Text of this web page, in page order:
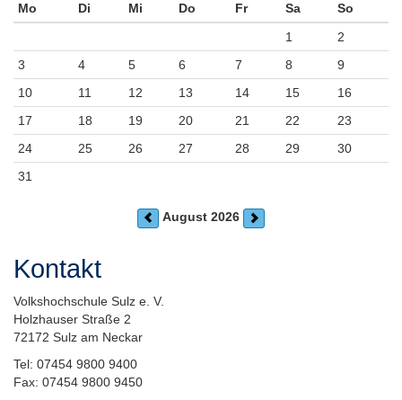
Mo Di Mi Do Fr Sa
So
1
2
3
4 5 6 7 8
9
10
11 12 13 14 15
16
17
18 19 20 21 22
23
24
25 26 27 28 29
30
31
August 2026
Kontakt
Volkshochschule Sulz e. V.
Holzhauser Straße 2
72172 Sulz am Neckar
Tel: 07454 9800 9400
Fax: 07454 9800 9450